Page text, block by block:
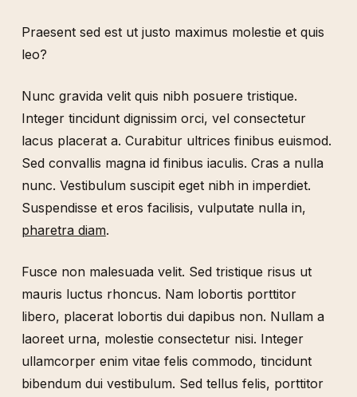
Praesent sed est ut justo maximus molestie et quis
leo?
Nunc gravida velit quis nibh posuere tristique.
Integer tincidunt dignissim orci, vel consectetur
lacus placerat a. Curabitur ultrices finibus euismod.
Sed convallis magna id finibus iaculis. Cras a nulla
nunc. Vestibulum suscipit eget nibh in imperdiet.
Suspendisse et eros facilisis, vulputate nulla in,
pharetra diam.
Fusce non malesuada velit. Sed tristique risus ut
mauris luctus rhoncus. Nam lobortis porttitor
libero, placerat lobortis dui dapibus non. Nullam a
laoreet urna, molestie consectetur nisi. Integer
ullamcorper enim vitae felis commodo, tincidunt
bibendum dui vestibulum. Sed tellus felis, porttitor